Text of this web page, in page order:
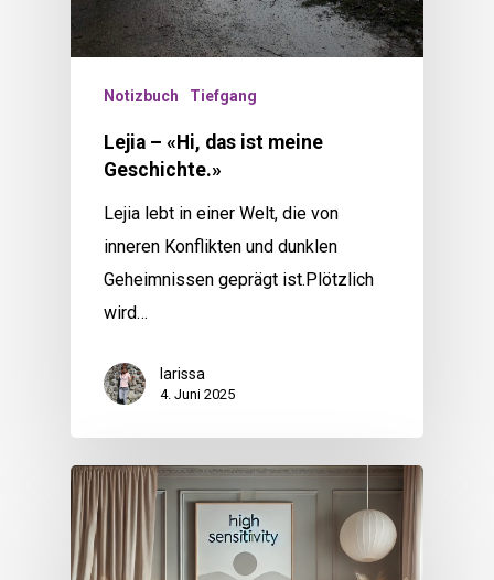
Notizbuch Tiefgang
Lejia – «Hi, das ist meine
Geschichte.»
Lejia lebt in einer Welt, die von
inneren Konflikten und dunklen
Geheimnissen geprägt ist.Plötzlich
wird…
larissa
4. Juni 2025